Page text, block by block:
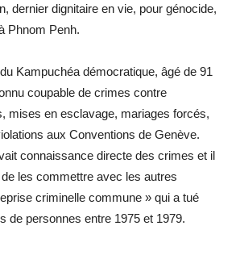
dernier dignitaire en vie, pour génocide,
Phnom Penh.
du Kampuchéa démocratique, âgé de 91
coupable de crimes contre
mises en esclavage, mariages forcés,
aux Conventions de Genève.
connaissance directe des crimes et il
de les commettre avec les autres
criminelle commune » qui a tué
de personnes entre 1975 et 1979.